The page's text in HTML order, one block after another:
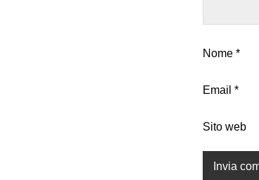
Nome *
Email *
Sito web